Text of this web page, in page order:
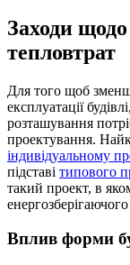
Заходи
тепловтрат
Для того щоб
експлуатації
розташування
проектування.
індивідуальному
підставі типового
такий проект, в
Вплив форми